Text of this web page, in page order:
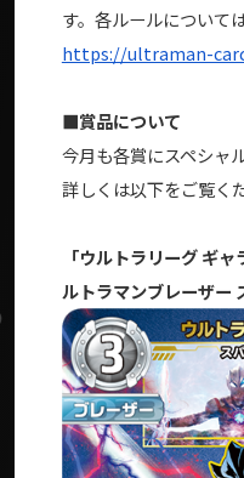
す。各ルールについて
https://ultraman-
■賞品について
今月も各賞にスペシャ
詳しくは以下をご覧く
「ウルトラリーグ ギ
ルトラマンブレーザー